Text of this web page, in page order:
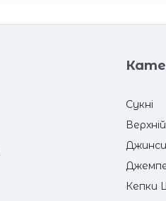
Сукні
Джинси
Кепки